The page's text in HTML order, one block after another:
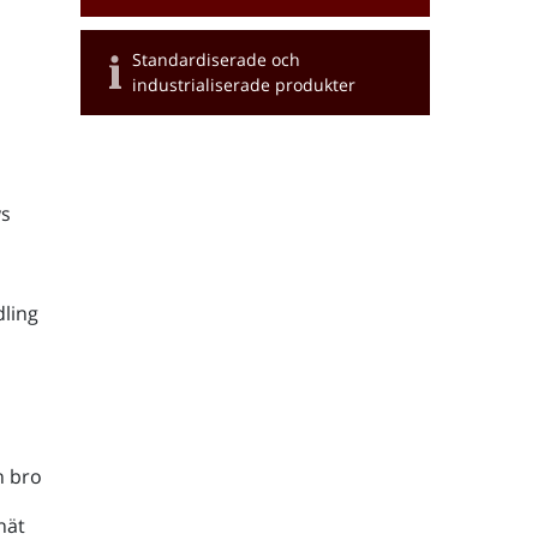
bro
Standardiserade och
industrialiserade produkter